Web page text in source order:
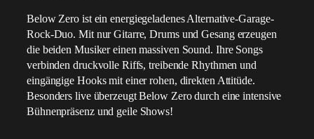
Below Zero ist ein energiegeladenes Alternative-Garage-
Rock-Duo. Mit nur Gitarre, Drums und Gesang erzeugen
die beiden Musiker einen massiven Sound. Ihre Songs
verbinden druckvolle Riffs, treibende Rhythmen und
eingängige Hooks mit einer rohen, direkten Attitüde.
Besonders live überzeugt Below Zero durch eine intensive
Bühnenpräsenz und geile Shows!